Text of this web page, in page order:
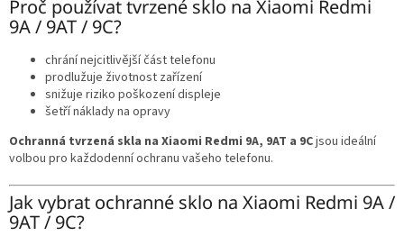
Proč používat tvrzené sklo na Xiaomi Redmi
9A / 9AT / 9C?
chrání nejcitlivější část telefonu
prodlužuje životnost zařízení
snižuje riziko poškození displeje
šetří náklady na opravy
Ochranná tvrzená skla na Xiaomi Redmi 9A, 9AT a 9Cjsou ideální
volbou pro každodenní ochranu vašeho telefonu.
Jak vybrat ochranné sklo na Xiaomi Redmi 9A /
9AT / 9C?